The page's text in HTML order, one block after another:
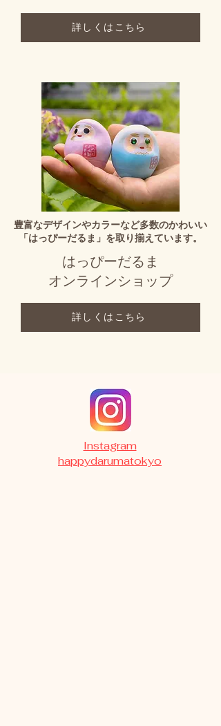
詳しくはこちら
豊富なデザインやカラーなど多数のかわいい
「はっぴーだるま」を取り揃えています。
はっぴーだるま
オンラインショップ
詳しくはこちら
​Instagram
happydarumatokyo